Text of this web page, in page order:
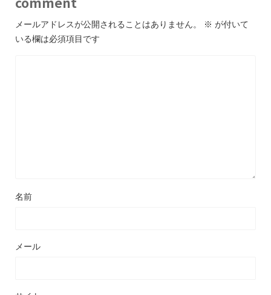
メールアドレスが公開されることはありません。 ※ が付いて
いる欄は必須項目です
名前
メール